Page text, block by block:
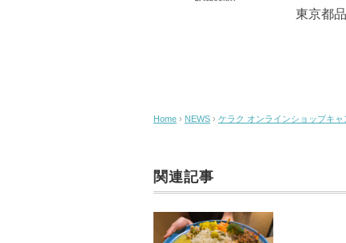
東京都
Home › NEWS › ケラク オンラインショップキャ
関連記事